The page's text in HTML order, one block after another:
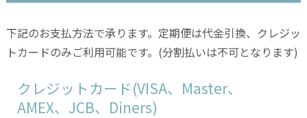
下記のお支払方法で承ります。定期便は代金引換、クレジッ
トカードのみご利用可能です。(分割払いは不可となります)
クレジットカード(VISA、Master、
AMEX、JCB、Diners)